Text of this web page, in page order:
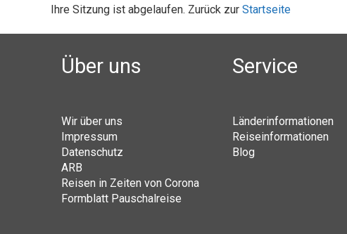
Ihre Sitzung ist abgelaufen. Zurück zur Startseite
Über uns
Wir über uns
Impressum
Datenschutz
ARB
Reisen in Zeiten von Corona
Formblatt Pauschalreise
Service
Länderinformationen
Reiseinformationen
Blog